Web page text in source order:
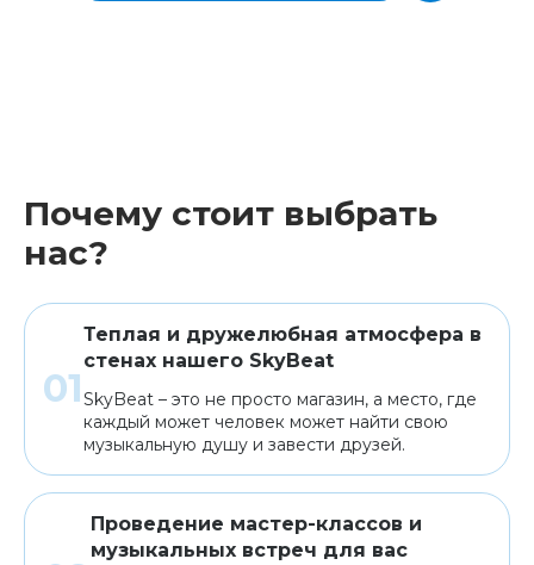
Почему стоит выбрать
нас?
Теплая и дружелюбная атмосфера в
стенах нашего SkyBeat
SkyBeat – это не просто магазин, а место, где
каждый может человек может найти свою
музыкальную душу и завести друзей.
Проведение мастер-классов и
музыкальных встреч для вас